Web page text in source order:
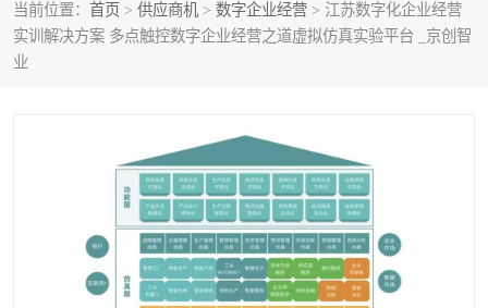
当前位置： 首页 > 供应商机 > 数字企业经营 > 江苏数字化企业经营
实训解决方案 多点触控数字企业经营之道虚拟仿真实验平台 _京创智
业
智慧零售实训 智能制造
工业工程实训室